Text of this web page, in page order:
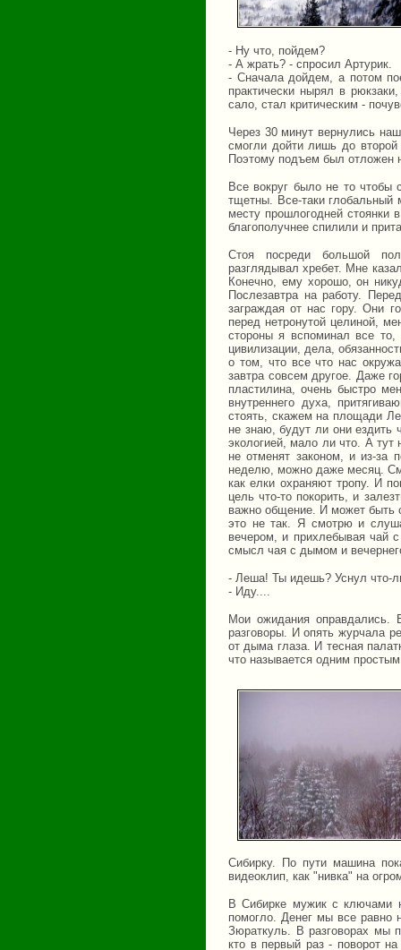
- Ну что, пойдем?
- А жрать? - спросил Артурик.
- Сначала дойдем, а потом
практически нырял в
сало, стал критическим -
Через 30 минут вернулись
смогли дойти лишь до
Поэтому подъем был отложен
Все вокруг было не то чтобы
тщетны. Все-таки глобальный
месту прошлогодней
благополучнее спилили и
Стоя посреди большой
разглядывал хребет. Мне
Конечно, ему хорошо, он
Послезавтра на работу.
заграждая от нас гору. Они
перед нетронутой целиной,
стороны я вспоминал все то,
цивилизации, дела,
о том, что все что нас
завтра совсем другое. Даже
пластилина, очень быстро
внутреннего духа,
стоять, скажем на площади
не знаю, будут ли они ездить
экологией, мало ли что. А тут
не отменят законом, и из-за
неделю, можно даже месяц.
как елки охраняют тропу. И
цель что-то покорить, и
важно общение. И может быть
это не так. Я смотрю и
вечером, и прихлебывая чай с
смысл чая с дымом и
- Леша! Ты идешь? Уснул что-
- Иду....
Мои ожидания оправдались.
разговоры. И опять журчала
от дыма глаза. И тесная
что называется одним
Сибирку. По пути машина
видеоклип, как "нивка" на
В Сибирке мужик с ключами
помогло. Денег мы все равно
Зюраткуль. В разговорах мы
кто в первый раз - поворот